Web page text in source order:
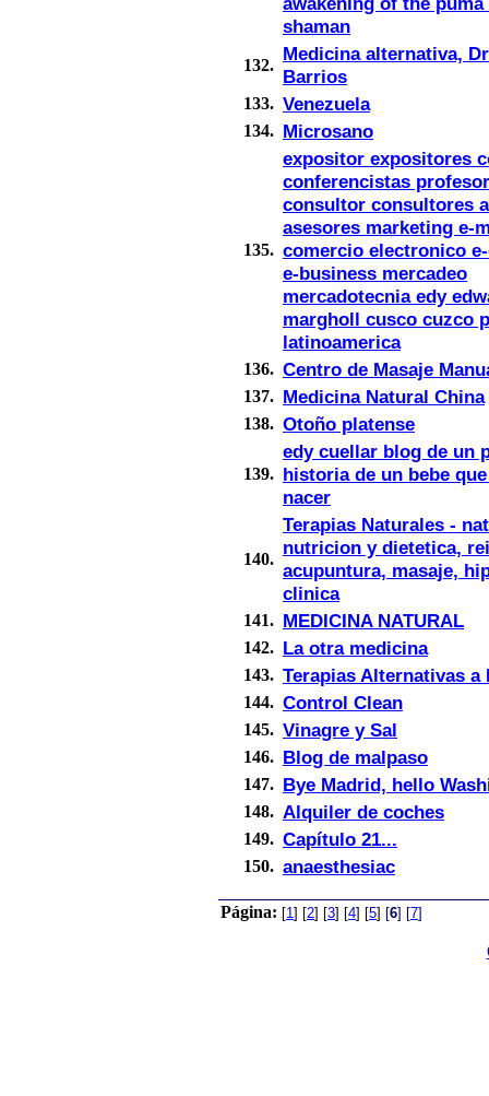
shaman
132.
Medicina alternativa,
Barrios
133. Venezuela
134. Microsano
135.
expositor expositores
conferencistas
consultor consultores
asesores marketing e-
comercio electronico
e-business mercadeo
mercadotecnia edy
margholl cusco cuzco
latinoamerica
136. Centro de Masaje
137. Medicina Natural China
138. Otoño platense
139.
edy cuellar blog de un
historia de un bebe
nacer
140.
Terapias Naturales -
nutricion y dietetica,
acupuntura, masaje,
clinica
141. MEDICINA NATURAL
142. La otra medicina
143. Terapias Alternativas a
144. Control Clean
145. Vinagre y Sal
146. Blog de malpaso
147. Bye Madrid, hello
148. Alquiler de coches
149. Capítulo 21...
150. anaesthesiac
Página: [1] [2] [3] [4] [5] [6] [7]